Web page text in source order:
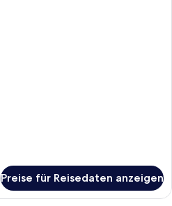
Preise für Reisedaten anzeigen